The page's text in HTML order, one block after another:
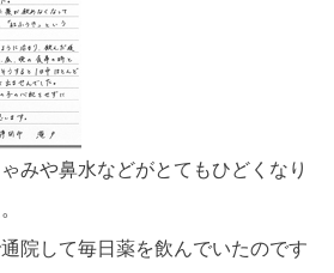
みや鼻水などがとてもひどくなり
院して毎日薬を飲んでいたのです